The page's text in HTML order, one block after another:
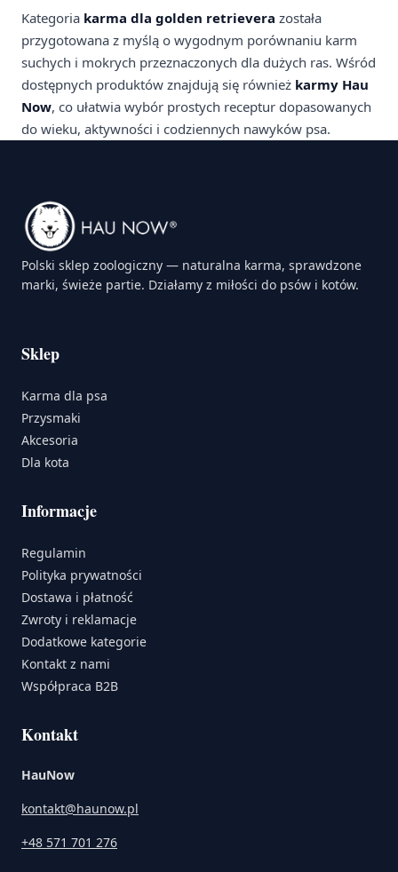
Kategoria karma dla golden retrievera została
przygotowana z myślą o wygodnym porównaniu karm
suchych i mokrych przeznaczonych dla dużych ras. Wśród
dostępnych produktów znajdują się również karmy Hau
Now, co ułatwia wybór prostych receptur dopasowanych
do wieku, aktywności i codziennych nawyków psa.
Polski sklep zoologiczny — naturalna karma, sprawdzone
marki, świeże partie. Działamy z miłości do psów i kotów.
Sklep
Karma dla psa
Przysmaki
Akcesoria
Dla kota
Informacje
Regulamin
Polityka prywatności
Dostawa i płatność
Zwroty i reklamacje
Dodatkowe kategorie
Kontakt z nami
Współpraca B2B
Kontakt
HauNow
kontakt@haunow.pl
+48 571 701 276